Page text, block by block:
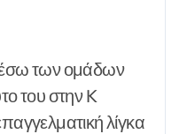
των ομάδων
του στην K
λίγκα